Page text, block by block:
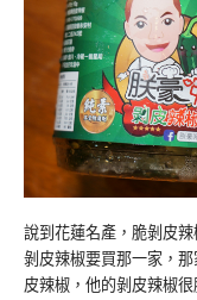
說到花蓮名產，脆剝皮
剝皮辣椒要買那一家，
皮辣椒，他的剝皮辣椒